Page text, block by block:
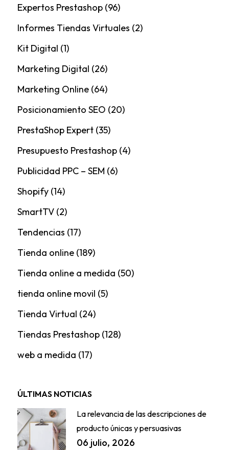
Expertos Prestashop(96)
Informes Tiendas Virtuales (2)
Kit Digital (1)
Marketing Digital (26)
Marketing Online(64)
Posicionamiento SEO (20)
PrestaShop Expert(35)
Presupuesto Prestashop(4)
Publicidad PPC – SEM (6)
Shopify(14)
SmartTV(2)
Tendencias (17)
Tienda online(189)
Tienda online a medida (50)
tienda online movil (5)
Tienda Virtual (24)
Tiendas Prestashop(128)
web a medida (17)
ÚLTIMAS NOTICIAS
La relevancia de las descripciones de
producto únicas y persuasivas
06 julio, 2026